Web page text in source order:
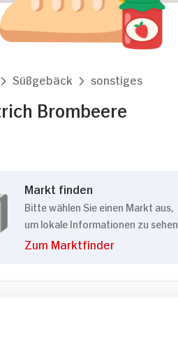
Süßgebäck sonstiges
Brombeere
Markt finden
Bitte wählen Sie einen Markt aus,
um lokale Informationen zu sehen.
Zum Marktfinder